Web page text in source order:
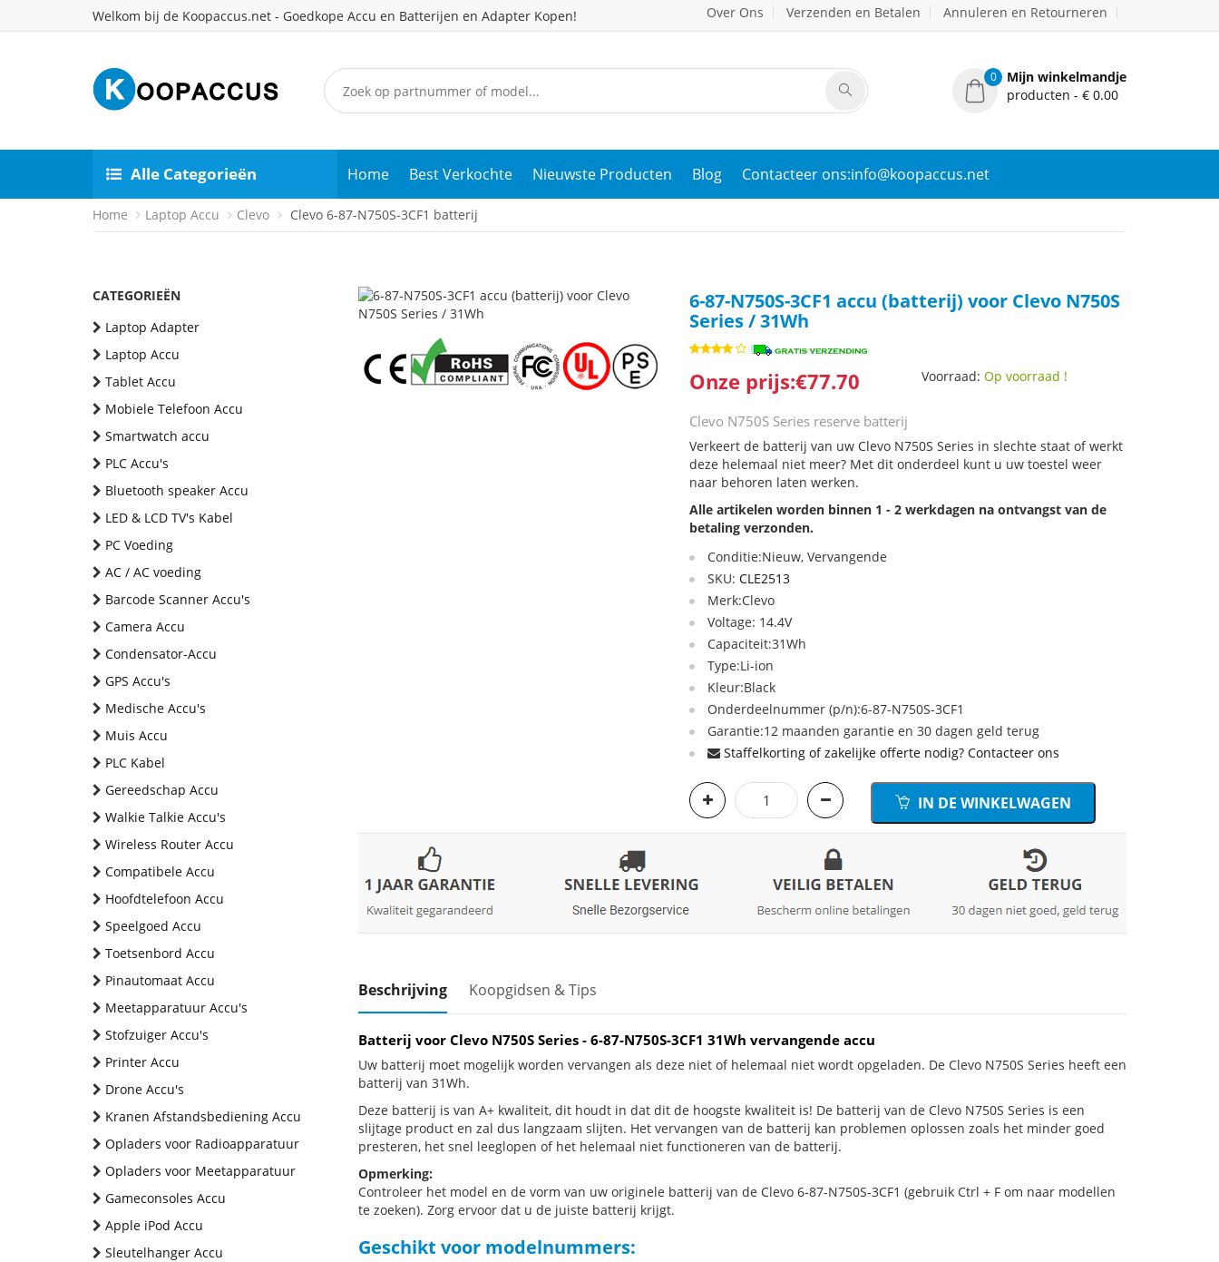
Welkom bij de Koopaccus.net - Goedkope Accu en Batterijen en Adapter Kopen! Over Ons Verzenden en Betalen Annuleren en Retourneren
0
Mijn winkelmandje
producten - € 0.00
Alle Categorieën Home Best Verkochte Nieuwste Producten Blog Contacteer ons:info@koopaccus.net
Home Laptop Accu Clevo Clevo 6-87-N750S-3CF1 batterij
CATEGORIEËN
Laptop Adapter
Laptop Accu
Tablet Accu
Mobiele Telefoon Accu
Smartwatch accu
PLC Accu's
Bluetooth speaker Accu
LED & LCD TV's Kabel
PC Voeding
AC / AC voeding
Barcode Scanner Accu's
Camera Accu
Condensator-Accu
GPS Accu's
Medische Accu's
Muis Accu
PLC Kabel
Gereedschap Accu
Walkie Talkie Accu's
Wireless Router Accu
Compatibele Accu
Hoofdtelefoon Accu
Speelgoed Accu
Toetsenbord Accu
Pinautomaat Accu
Meetapparatuur Accu's
Stofzuiger Accu's
Printer Accu
Drone Accu's
Kranen Afstandsbediening Accu
Opladers voor Radioapparatuur
Opladers voor Meetapparatuur
Gameconsoles Accu
Apple iPod Accu
Sleutelhanger Accu
6-87-N750S-3CF1 accu (batterij) voor Clevo N750S
Series / 31Wh
Onze prijs:€77.70 Voorraad:Op voorraad !
Clevo N750S Series reserve batterij
Verkeert de batterij van uw Clevo N750S Series in slechte staat of werkt
deze helemaal niet meer? Met dit onderdeel kunt u uw toestel weer
naar behoren laten werken.
Alle artikelen worden binnen 1 - 2 werkdagen na ontvangst van de
betaling verzonden.
Conditie:Nieuw, Vervangende
SKU:CLE2513
Merk:Clevo
Voltage: 14.4V
Capaciteit:31Wh
Type:Li-ion
Kleur:Black
Onderdeelnummer (p/n):6-87-N750S-3CF1
Garantie:12 maanden garantie en 30 dagen geld terug
Staffelkorting of zakelijke offerte nodig? Contacteer ons
IN DE WINKELWAGEN
Beschrijving Koopgidsen & Tips
Batterij voor Clevo N750S Series - 6-87-N750S-3CF1 31Wh vervangende accu
Uw batterij moet mogelijk worden vervangen als deze niet of helemaal niet wordt opgeladen. De Clevo N750S Series heeft een
batterij van 31Wh.
Deze batterij is van A+ kwaliteit, dit houdt in dat dit de hoogste kwaliteit is! De batterij van de Clevo N750S Series is een
slijtage product en zal dus langzaam slijten. Het vervangen van de batterij kan problemen oplossen zoals het minder goed
presteren, het snel leeglopen of het helemaal niet functioneren van de batterij.
Opmerking:
Controleer het model en de vorm van uw originele batterij van de Clevo 6-87-N750S-3CF1 (gebruik Ctrl + F om naar modellen
te zoeken). Zorg ervoor dat u de juiste batterij krijgt.
Geschikt voor modelnummers: